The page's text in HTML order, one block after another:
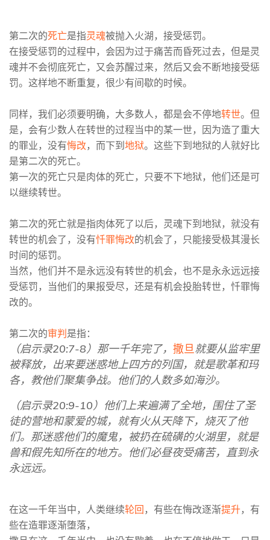
第二次的死亡是指灵魂被抛入火湖，接受惩罚。
在接受惩罚的过程中，会因为过于痛苦而昏死过去，但是灵
魂并不会彻底死亡，又会苏醒过来，然后又会不断地接受惩
罚。这样地不断重复，很少有间歇的时候。
同样，我们必须要明确，大多数人，都是会不停地转世。但
是，会有少数人在转世的过程当中的某一世，因为造了重大
的罪业，没有悔改，而下到 地狱。这些下到地狱的人就好比
是第二次的死亡。
第一次的死亡只是肉体的死亡，只要不下地狱，他们还是可
以继续转世。
第二次的死亡就是指肉体死了以后，灵魂下到地狱，就没有
转世的机会了，没有忏罪悔改的机会了，只能接受极其漫长
时间的惩罚。
当然，他们并不是永远没有转世的机会，也不是永永远远接
受惩罚，当他们的果报受尽，还是有机会投胎转世，忏罪悔
改的。
第二次的审判 是指：
（启示录20:7-8）那一千年完了， 撒旦就要从监牢里
被释放，出来要迷惑地上四方的列国，就是歌革和玛
各，教他们聚集争战。他们的人数多如海沙。
（启示录20:9-10）他们上来遍满了全地，围住了圣
徒的营地和蒙爱的城，就有火从天降下，烧灭了他
们。那迷惑他们的魔鬼，被扔在硫磺的火湖里，就是
兽和假先知所在的地方。他们必昼夜受痛苦，直到永
永远远。
在这一千年当中，人类继续轮回 ，有些在悔改逐渐提升，有
些在造罪逐渐堕落，